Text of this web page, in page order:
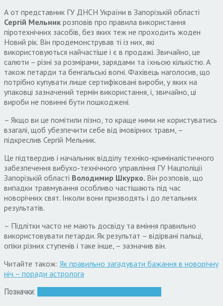
А от представник ГУ ДНСН України в Запорізькій області
Сергій Мельник розповів про правила використання
піротехнічних засобів, без яких теж не проходить жоден
Новий рік. Він продемонстрував ті із них, які
використовуються найчастіше і є в продажі. Звичайно, це
салюти – різні за розмірами, зарядами та їхньою кількістю. А
також петарди та бенгальські вогні. Фахівець наголосив, що
потрібно купувати лише сертифіковані вироби, у яких на
упаковці зазначений термін використання, і, звичайно, ці
вироби не повинні бути пошкоджені.
– Якщо ви це помітили пізно, то краще ними не користуватись
взагалі, щоб убезпечити себе від імовірних травм, –
підкреслив Сергій Мельник.
Це підтвердив і начальник відділу техніко-криміналістичного
забезпечення вибухо-технічного управління ГУ Нацполіції
Запорізькій області Володимир Шкурко. Він розповів, що
випадки травмування особливо частішають під час
новорічних свят. Інколи вони призводять і до летальних
результатів.
– Підлітки часто не мають досвіду та вміння правильно
використовувати петарди. Як результат – відірвані пальці,
опіки різних ступенів і таке інше, – зазначив він.
Читайте також: Як правильно загадувати бажання в новорічну
ніч – поради астролога
Позначки: